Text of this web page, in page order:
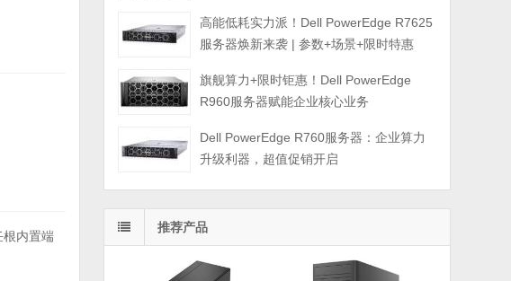
根内置端
高能低耗实力派！Dell PowerEdge R7625
服务器焕新来袭 | 参数+场景+限时特惠
旗舰算力+限时钜惠！Dell PowerEdge
R960服务器赋能企业核心业务
Dell PowerEdge R760服务器：企业算力
升级利器，超值促销开启
推荐产品